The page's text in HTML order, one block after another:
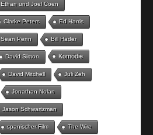
Ethan und Joel Coen
Clarke Peters Ed Harris
Sean Penn Bill Hader
David Simon Komödie
David Mitchell Juli Zeh
Jonathan Nolan
Jason Schwartzman
spanischer Film The Wire